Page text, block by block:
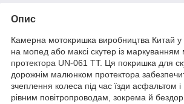
Опис
Камерна мотокришка виробництва Китай у
на мопед або максі скутер із
протектора UN-061 TT. Ця покришка для
дорожнім малюнком протектора
зчеплення колеса під час їзди асфальтом
рівним повітропроводам, зокрема й